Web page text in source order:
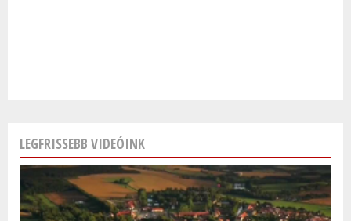
LEGFRISSEBB VIDEÓINK